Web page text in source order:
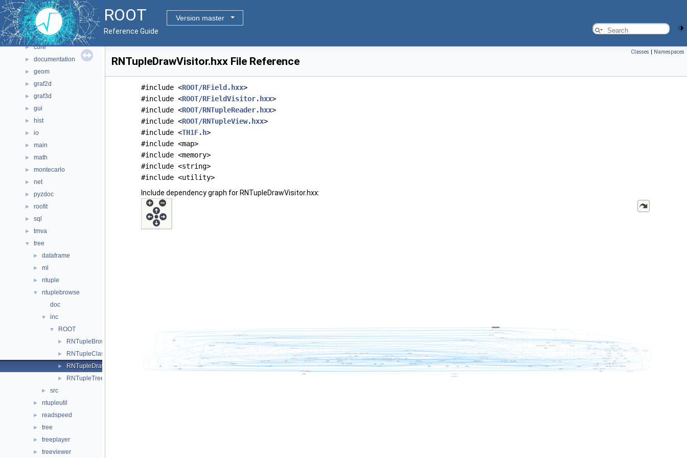
ROOT
Version master
Reference Guide
▼ Files
▼ File List
► bindings
► core
► documentation
► geom
► graf2d
► graf3d
► gui
► hist
► io
► main
► math
► montecarlo
► net
► pyzdoc
► roofit
► sql
► tmva
▼ tree
► dataframe
► ml
► ntuple
▼
ntuplebrowse
doc
▼ inc
▼ ROOT
► RNTupleBrowseUtils.hxx
► RNTupleClassicBrowse.hxx
► RNTupleDrawVisitor.hxx
► RNTupleTreeMap.hxx
► src
► ntupleutil
► readspeed
► tree
► treeplayer
► treeviewer
Classes | Namespaces
RNTupleDrawVisitor.hxx File Reference
#include <ROOT/RField.hxx>
#include <ROOT/RFieldVisitor.hxx>
#include <ROOT/RNTupleReader.hxx>
#include <ROOT/RNTupleView.hxx>
#include <TH1F.h>
#include <map>
#include <memory>
#include <string>
#include <utility>
Include dependency graph for RNTupleDrawVisitor.hxx: